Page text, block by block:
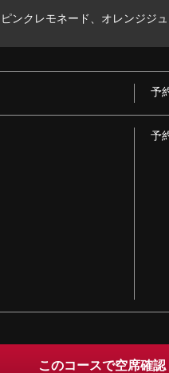
クレモネード、オレンジジ
予
予
このコースで空席確